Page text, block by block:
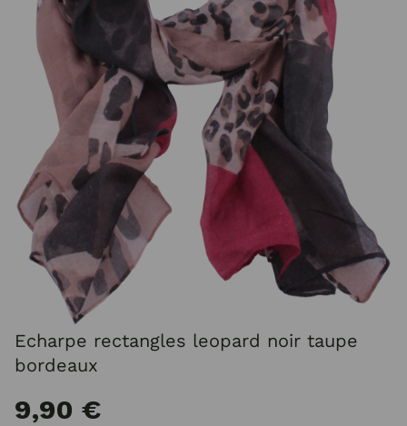
Echarpe rectangles leopard noir taupe
bordeaux
9,90 €